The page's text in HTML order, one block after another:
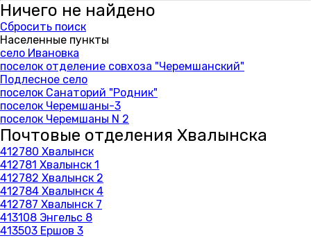
Ничего не найдено
Сбросить поиск
Населенные пункты
село Ивановка
поселок отделение совхоза "Черемшанский"
Подлесное село
поселок Санаторий "Родник"
поселок Черемшаны-3
поселок Черемшаны N 2
Почтовые отделения Хвалынска
412780 Хвалынск
412781 Хвалынск 1
412782 Хвалынск 2
412784 Хвалынск 4
412787 Хвалынск 7
413108 Энгельс 8
413503 Ершов 3